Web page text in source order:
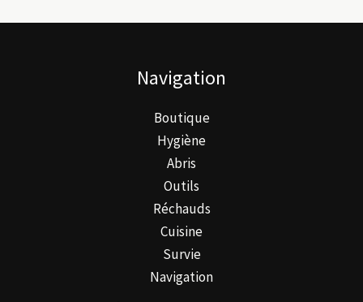
choisies
la
page
du
produit
Navigation
Boutique
Hygiène
Abris
Outils
Réchauds
Cuisine
Survie
Navigation